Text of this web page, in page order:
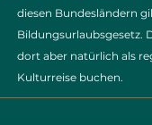
diesen Bundesländern
Bildungsurlaubsgesetz.
dort aber natürlich als
Kulturreise buchen.